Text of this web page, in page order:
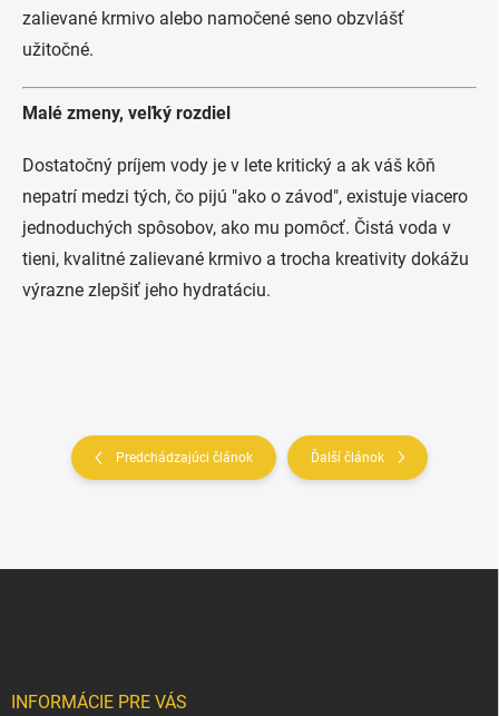
zalievané krmivo alebo namočené seno obzvlášť
užitočné.
Malé zmeny, veľký rozdiel
Dostatočný príjem vody je v lete kritický a ak váš kôň
nepatrí medzi tých, čo pijú "ako o závod", existuje viacero
jednoduchých spôsobov, ako mu pomôcť. Čistá voda v
tieni, kvalitné zalievané krmivo a trocha kreativity dokážu
výrazne zlepšiť jeho hydratáciu.
Predchádzajúci článok Ďalší článok
INFORMÁCIE PRE VÁS